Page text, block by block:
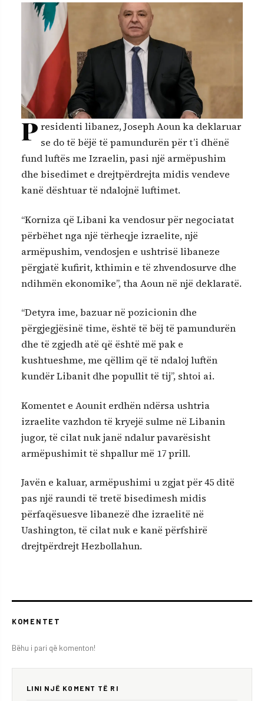
P residenti libanez, Joseph Aoun ka deklaruar
se do të bëjë të pamundurën për t’i dhënë
fund luftës me Izraelin, pasi një armëpushim
dhe bisedimet e drejtpërdrejta midis vendeve
kanë dështuar të ndalojnë luftimet.
“Korniza që Libani ka vendosur për negociatat
përbëhet nga një tërheqje izraelite, një
armëpushim, vendosjen e ushtrisë libaneze
përgjatë kufirit, kthimin e të zhvendosurve dhe
ndihmën ekonomike”, tha Aoun në një deklaratë.
“Detyra ime, bazuar në pozicionin dhe
përgjegjësinë time, është të bëj të pamundurën
dhe të zgjedh atë që është më pak e
kushtueshme, me qëllim që të ndaloj luftën
kundër Libanit dhe popullit të tij”, shtoi ai.
Komentet e Aounit erdhën ndërsa ushtria
izraelite vazhdon të kryejë sulme në Libanin
jugor, të cilat nuk janë ndalur pavarësisht
armëpushimit të shpallur më 17 prill.
Javën e kaluar, armëpushimi u zgjat për 45 ditë
pas një raundi të tretë bisedimesh midis
përfaqësuesve libanezë dhe izraelitë në
Uashington, të cilat nuk e kanë përfshirë
drejtpërdrejt Hezbollahun.
KOMENTET
Bëhu i pari që komenton!
LINI NJË KOMENT TË RI